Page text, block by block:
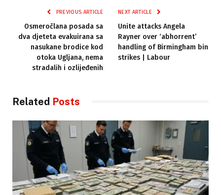
PREVIOUS ARTICLE
Osmeročlana posada sa
dva djeteta evakuirana sa
nasukane brodice kod
otoka Ugljana, nema
stradalih i ozlijeđenih
NEXT ARTICLE
Unite attacks Angela
Rayner over ‘abhorrent’
handling of Birmingham bin
strikes | Labour
Related Posts